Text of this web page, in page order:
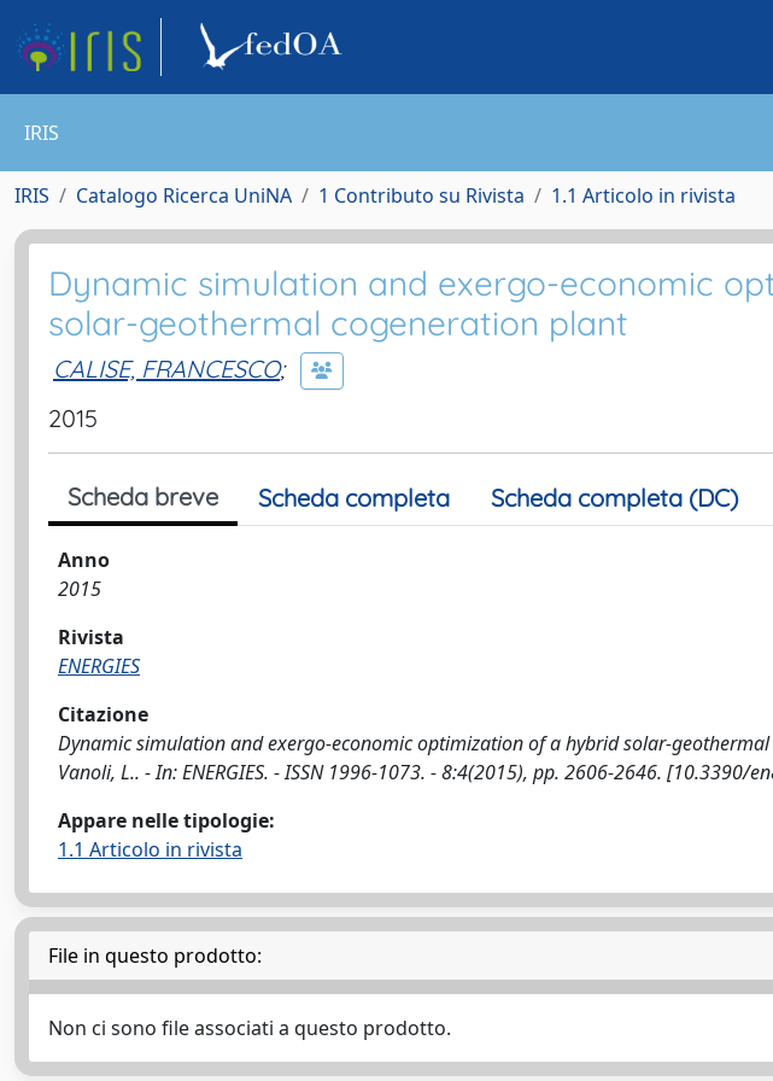
IRIS
IRIS Catalogo Ricerca UniNA 1 Contributo su Rivista 1.1 Articolo in rivista
Dynamic simulation and exergo-economic
solar-geothermal cogeneration plant
CALISE, FRANCESCO;
2015
Scheda breve Scheda completa Scheda completa (DC)
Anno
2015
Rivista
ENERGIES
Citazione
Dynamic simulation and exergo-economic optimization of a hybrid solar-geothermal
Vanoli, L.. - In: ENERGIES. - ISSN 1996-1073. - 8:4(2015), pp. 2606-2646. [10.3390/
Appare nelle tipologie:
1.1 Articolo in rivista
File in questo prodotto:
Non ci sono file associati a questo prodotto.